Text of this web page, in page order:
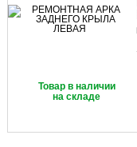
Товар в наличии
на складе